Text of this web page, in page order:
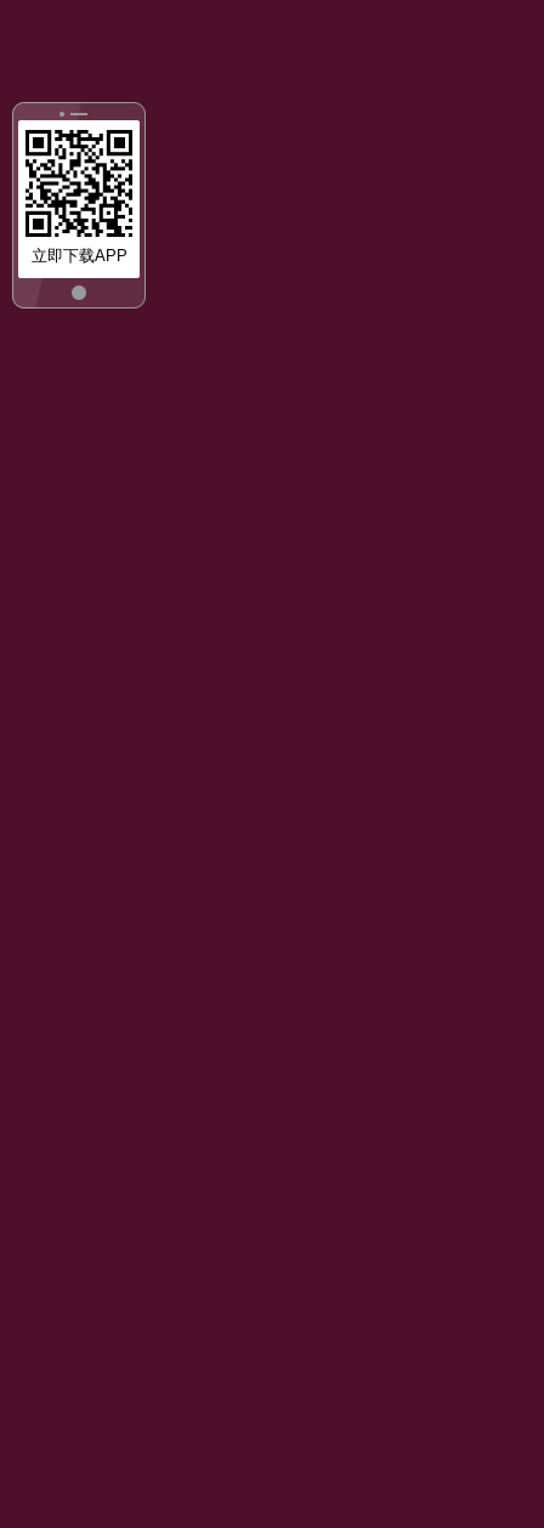
立即下载APP